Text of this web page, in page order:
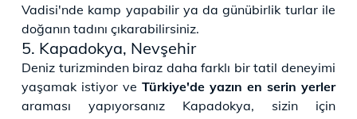
Vadisi'nde kamp yapabilir ya da günübirlik turlar ile
doğanın tadını çıkarabilirsiniz.
5. Kapadokya, Nevşehir
Deniz turizminden biraz daha farklı bir tatil deneyimi
yaşamak istiyor ve Türkiye'de yazın en serin yerler
araması yapıyorsanız Kapadokya, sizin için